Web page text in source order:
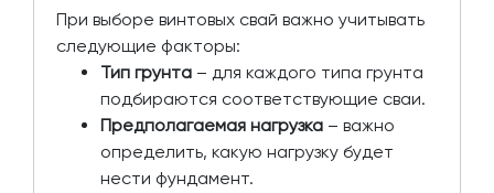
При выборе винтовых свай важно учитывать
следующие факторы:
Тип грунта – для каждого типа грунта
подбираются соответствующие сваи.
Предполагаемая нагрузка – важно
определить, какую нагрузку будет
нести фундамент.